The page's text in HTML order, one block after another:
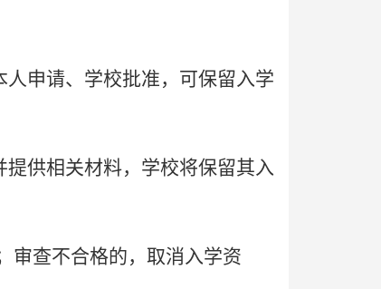
申请、学校批准，可保留入学
供相关材料，学校将保留其入
审查不合格的，取消入学资